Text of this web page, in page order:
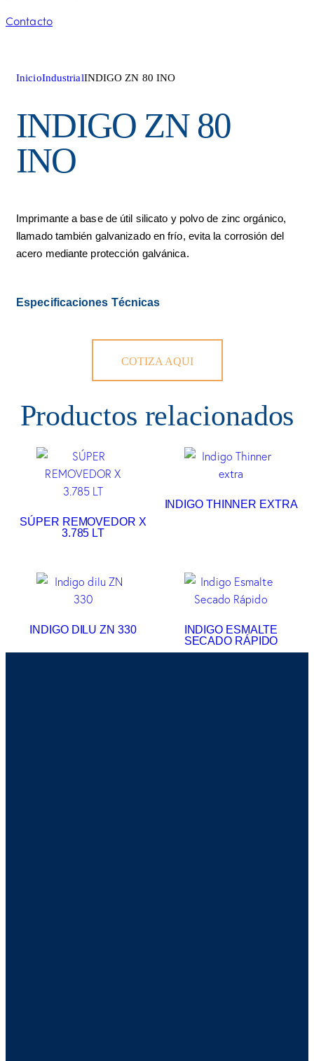
Contacto
InicioIndustrialINDIGO ZN 80 INO
INDIGO ZN 80
INO
Imprimante a base de útil silicato y polvo de zinc orgánico,
llamado también galvanizado en frío, evita la corrosión del
acero mediante protección galvánica.
Especificaciones Técnicas
COTIZA AQUI
Productos relacionados
SÚPER REMOVEDOR X
3.785 LT
INDIGO THINNER EXTRA
INDIGO DILU ZN 330
INDIGO ESMALTE
SECADO RÁPIDO